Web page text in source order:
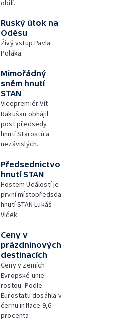
obilí.
Ruský útok na
Oděsu
Živý vstup Pavla
Poláka.
Mimořádný
sněm hnutí
STAN
Vicepremiér Vít
Rakušan obhájil
post předsedy
hnutí Starostů a
nezávislých.
Předsednictvo
hnutí STAN
Hostem Událostí je
první místopředsda
hnutí STAN Lukáš
Vlček.
Ceny v
prázdninových
destinacích
Ceny v zemích
Evropské unie
rostou. Podle
Eurostatu dosáhla v
černu inflace 9,6
procenta.